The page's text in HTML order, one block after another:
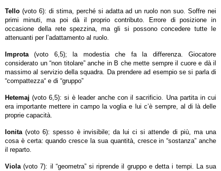
Tello (voto 6): di stima, perché si adatta ad un ruolo non suo. Soffre nei
primi minuti, ma poi dà il proprio contributo. Errore di posizione in
occasione della rete spezzina, ma gli si possono concedere tutte le
attenuanti per l’adattamento al ruolo.
Improta(voto 6,5); la modestia che fa la differenza. Giocatore
considerato un “non titolare” anche in B che mette sempre il cuore e dà il
massimo al servizio della squadra. Da prendere ad esempio se si parla di
“compattezza“ e di “gruppo”
Hetemaj (voto 6,5): si è leader anche con il sacrificio. Una partita in cui
era importante mettere in campo la voglia e lui c’è sempre, al di là delle
proprie capacità.
Ionita(voto 6): spesso è invisibile; da lui ci si attende di più, ma una
cosa è certa: quando cresce la sua quantità, cresce in “sostanza” anche
il reparto.
Viola(voto 7): il “geometra” si riprende il gruppo e detta i tempi. La sua